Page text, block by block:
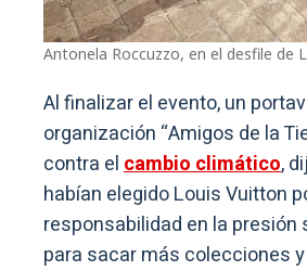
Antonela Roccuzzo, en el desfile de
Al finalizar el evento, un
organización “Amigos de la
contra elcambio climático,
habían elegido Louis Vuitton
responsabilidad en la presión
para sacar más colecciones